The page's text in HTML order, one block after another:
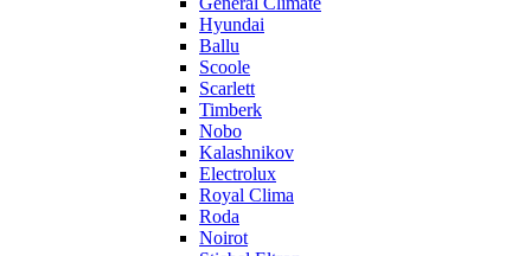
Hyundai
Ballu
Scoole
Scarlett
Timberk
Nobo
Kalashnikov
Electrolux
Royal Clima
Roda
Noirot